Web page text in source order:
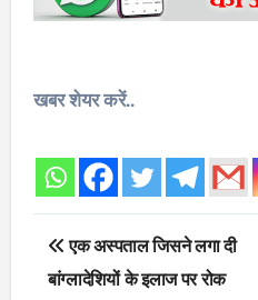
खबर शेयर करें..
Post
navigation
एक अस्पताल जिसने लगा दी
बांग्लादेशियों के इलाज पर रोक